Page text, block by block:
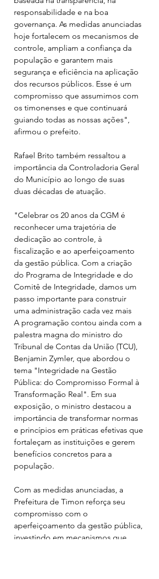
responsabilidade e na boa
governança. As medidas anunciadas
hoje fortalecem os mecanismos de
controle, ampliam a confiança da
população e garantem mais
segurança e eficiência na aplicação
dos recursos públicos. Esse é um
compromisso que assumimos com
os timonenses e que continuará
guiando todas as nossas ações",
afirmou o prefeito.
Rafael Brito também ressaltou a
importância da Controladoria Geral
do Município ao longo de suas
duas décadas de atuação.
"Celebrar os 20 anos da CGM é
reconhecer uma trajetória de
dedicação ao controle, à
fiscalização e ao aperfeiçoamento
da gestão pública. Com a criação
do Programa de Integridade e do
Comitê de Integridade, damos um
passo importante para construir
uma administração cada vez mais
A programação contou ainda com a
palestra magna do ministro do
Tribunal de Contas da União (TCU),
Benjamin Zymler, que abordou o
tema "Integridade na Gestão
Pública: do Compromisso Formal à
Transformação Real". Em sua
exposição, o ministro destacou a
importância de transformar normas
e princípios em práticas efetivas que
fortaleçam as instituições e gerem
benefícios concretos para a
população.
Com as medidas anunciadas, a
Prefeitura de Timon reforça seu
compromisso com o
aperfeiçoamento da gestão pública,
investindo em mecanismos que